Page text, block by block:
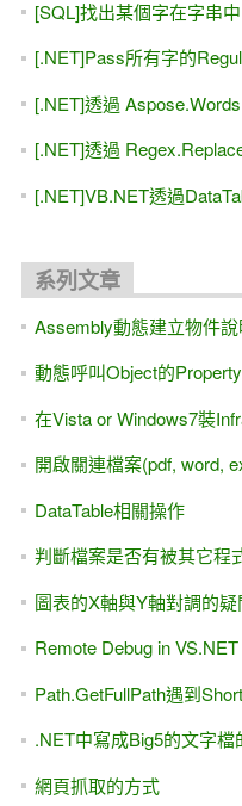
[SQL]找出某個字在字串
[.NET]Pass所有字的
[.NET]透過
[.NET]透過
[.NET]VB.NET透過
系列文章
Assembly動態建立物件
動態呼叫Object的
在Vista or Windows7裝
開啟關連檔案(pdf, word,
DataTable相關操作
判斷檔案是否有被其它程
圖表的X軸與Y軸對調的疑
Remote Debug in
Path.GetFullPath遇到
.NET中寫成Big5的文字檔
網頁抓取的方式